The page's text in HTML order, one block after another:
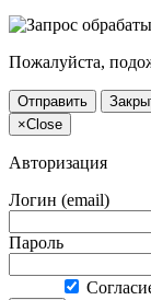
Пожалуйста,
Отправить
×Close
Авторизация
Логин (email)
Пароль